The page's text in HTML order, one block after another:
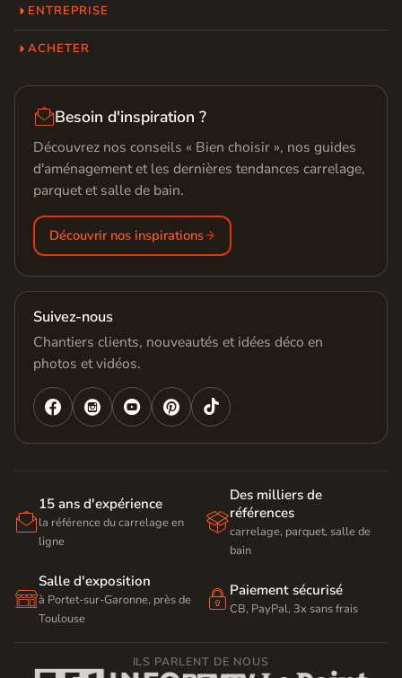
ENTREPRISE
ACHETER
Besoin d'inspiration ?
Découvrez nos conseils « Bien choisir », nos guides
d'aménagement et les dernières tendances carrelage,
parquet et salle de bain.
Découvrir nos inspirations
Suivez-nous
Chantiers clients, nouveautés et idées déco en
photos et vidéos.
   

15 ans d'expérience
la référence du carrelage en
ligne

Des milliers de
références
carrelage, parquet, salle de
bain

Salle d'exposition
à Portet-sur-Garonne, près de
Toulouse
 Paiement sécurisé
CB, PayPal, 3x sans frais
ILS PARLENT DE NOUS